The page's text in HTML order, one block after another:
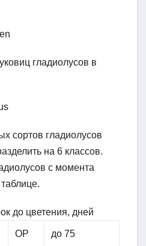
сортов гладиолусов
на 6 классов.
с момента
до цветения, дней
ОР до 75